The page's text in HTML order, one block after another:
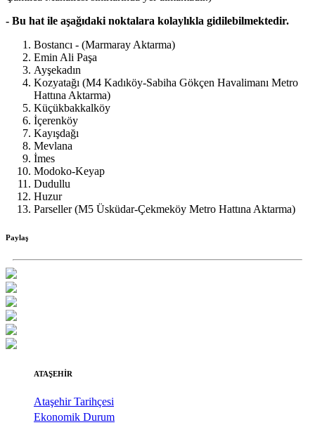
- Bu hat ile aşağıdaki noktalara kolaylıkla gidilebilmektedir.
Bostancı - (Marmaray Aktarma)
Emin Ali Paşa
Ayşekadın
Kozyatağı (M4 Kadıköy-Sabiha Gökçen Havalimanı Metro
Hattına Aktarma)
Küçükbakkalköy
İçerenköy
Kayışdağı
Mevlana
İmes
Modoko-Keyap
Dudullu
Huzur
Parseller (M5 Üsküdar-Çekmeköy Metro Hattına Aktarma)
Paylaş
ATAŞEHİR
Ataşehir Tarihçesi
Ekonomik Durum